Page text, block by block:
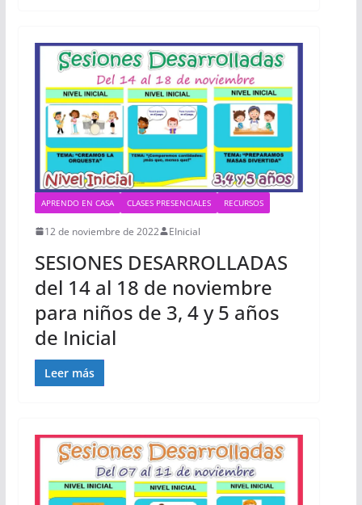
APRENDO EN CASA CLASES PRESENCIALES RECURSOS
12 de noviembre de 2022 EInicial
SESIONES DESARROLLADAS
del 14 al 18 de noviembre
para niños de 3, 4 y 5 años
de Inicial
Leer más